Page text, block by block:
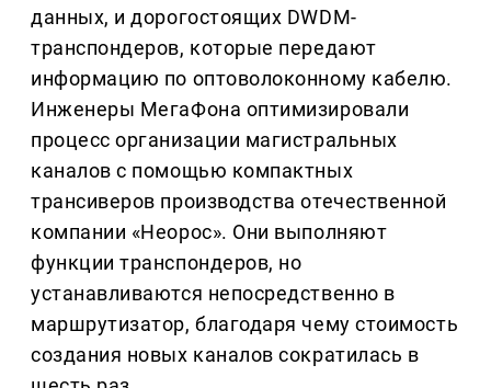
данных, и дорогостоящих DWDM-
транспондеров, которые передают
информацию по оптоволоконному кабелю.
Инженеры МегаФона оптимизировали
процесс организации магистральных
каналов с помощью компактных
трансиверов производства отечественной
компании «Неорос». Они выполняют
функции транспондеров, но
устанавливаются непосредственно в
маршрутизатор, благодаря чему стоимость
создания новых каналов сократилась в